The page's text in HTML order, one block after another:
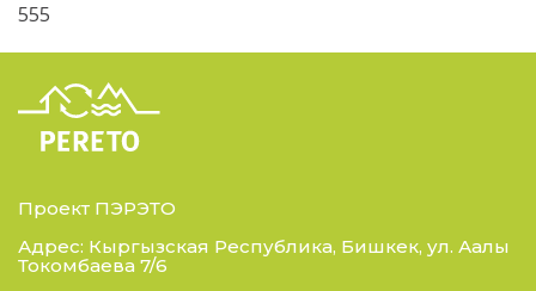
555
Проект ПЭРЭТО
Адрес: Кыргызская Республика, Бишкек, ул. Аалы
Токомбаева 7/6